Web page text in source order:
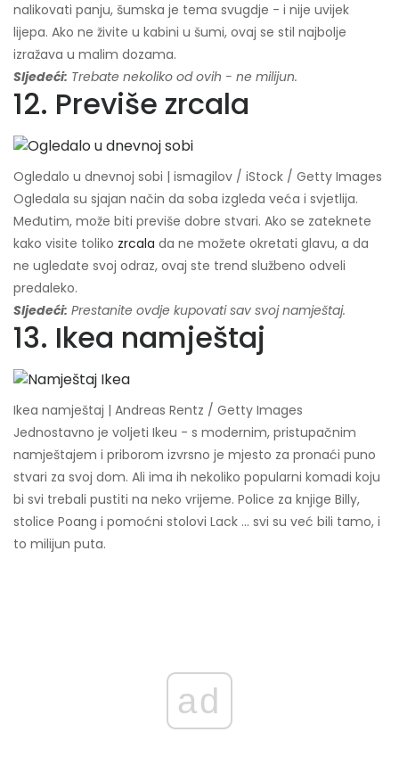
nalikovati panju, šumska je tema svugdje - i nije uvijek
lijepa. Ako ne živite u kabini u šumi, ovaj se stil najbolje
izražava u malim dozama.
Sljedeći: Trebate nekoliko od ovih - ne milijun.
12. Previše zrcala
Ogledalo u dnevnoj sobi | ismagilov / iStock / Getty Images
Ogledala su sjajan način da soba izgleda veća i svjetlija.
Međutim, može biti previše dobre stvari. Ako se zateknete
kako visite toliko zrcala da ne možete okretati glavu, a da
ne ugledate svoj odraz, ovaj ste trend službeno odveli
predaleko.
Sljedeći: Prestanite ovdje kupovati sav svoj namještaj.
13. Ikea namještaj
Ikea namještaj | Andreas Rentz / Getty Images
Jednostavno je voljeti Ikeu - s modernim, pristupačnim
namještajem i priborom izvrsno je mjesto za pronaći puno
stvari za svoj dom. Ali ima ih nekoliko popularni komadi koju
bi svi trebali pustiti na neko vrijeme. Police za knjige Billy,
stolice Poang i pomoćni stolovi Lack ... svi su već bili tamo, i
to milijun puta.
ad